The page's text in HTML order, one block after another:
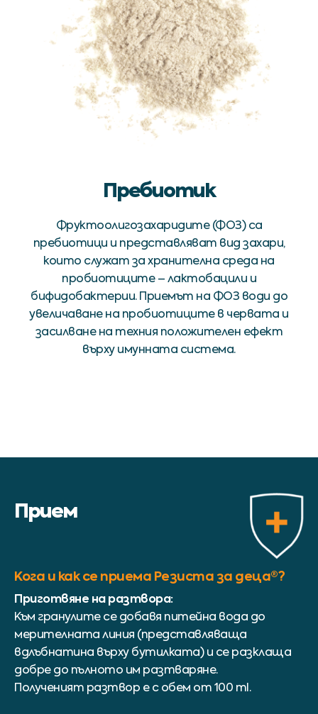
Пребиотик
Фруктоолигозахаридите (ФОЗ) са
пребиотици и представляват вид захари,
които служат за хранителна среда на
пробиотиците – лактобацили и
бифидобактерии. Приемът на ФОЗ води до
увеличаване на пробиотиците в червата и
засилване на техния положителен ефект
върху имунната система.
Прием
Кога и как се приема Резиста за деца®?
Приготвяне на разтвора:
Към гранулите се добавя питейна вода до
мерителната линия (представляваща
вдлъбнатина върху бутилката) и се разклаща
добре до пълното им разтваряне.
Полученият разтвор е с обем от 100 ml.